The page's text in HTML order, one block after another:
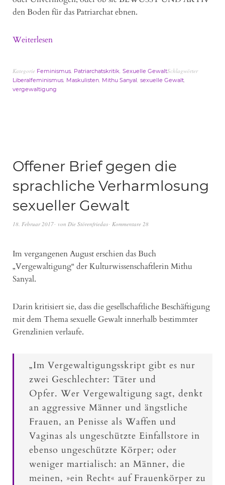
den Boden für das Patriarchat ebnen.
Weiterlesen
Kategorie Feminismus Patriarchatskritik Sexuelle GewaltSchlagwörter
Liberalfeminismus Maskulisten Mithu Sanyal sexuelle Gewalt
vergewaltigung
Offener Brief gegen die
sprachliche Verharmlosung
sexueller Gewalt
18. Februar 2017 von Die Störenfriedas Kommentare 28
Im vergangenen August erschien das Buch
„Vergewaltigung“ der Kulturwissenschaftlerin Mithu
Sanyal.
Darin kritisiert sie, dass die gesellschaftliche Beschäftigung
mit dem Thema sexuelle Gewalt innerhalb bestimmter
Grenzlinien verlaufe.
„Im Vergewaltigungsskript gibt es nur
zwei Geschlechter: Täter und
Opfer. Wer Vergewaltigung sagt, denkt
an aggressive Männer und ängstliche
Frauen, an Penisse als Waffen und
Vaginas als ungeschützte Einfallstore in
ebenso ungeschützte Körper; oder
weniger martialisch: an Männer, die
meinen, »ein Recht« auf Frauenkörper zu